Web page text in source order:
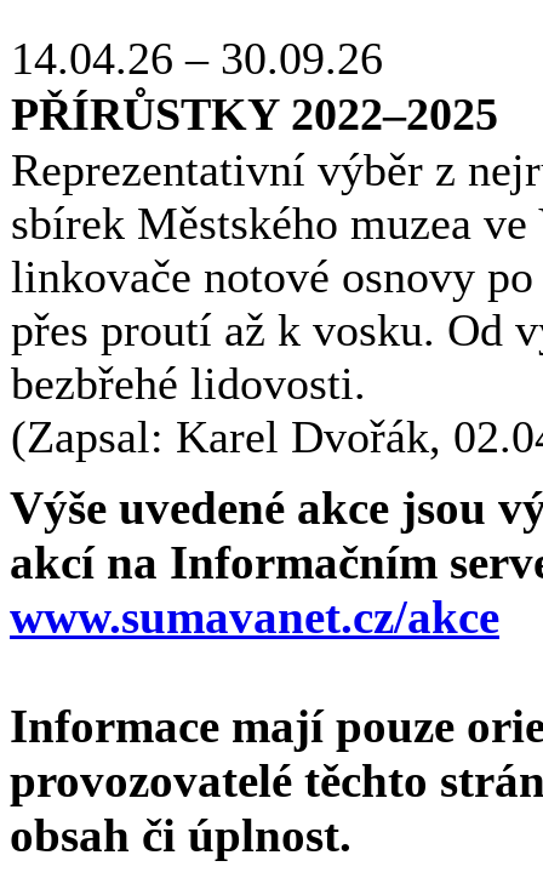
14.04.26 – 30.09.26
PŘÍRŮSTKY 2022–2025
Reprezentativní výběr z
sbírek Městského muzea
linkovače notové osnovy
přes proutí až k vosku. Od
bezbřehé lidovosti.
(Zapsal: Karel Dvořák,
Výše uvedené akce jsou
akcí na Informačním
www.sumavanet.cz/akce
Informace mají pouze
provozovatelé těchto
obsah či úplnost.